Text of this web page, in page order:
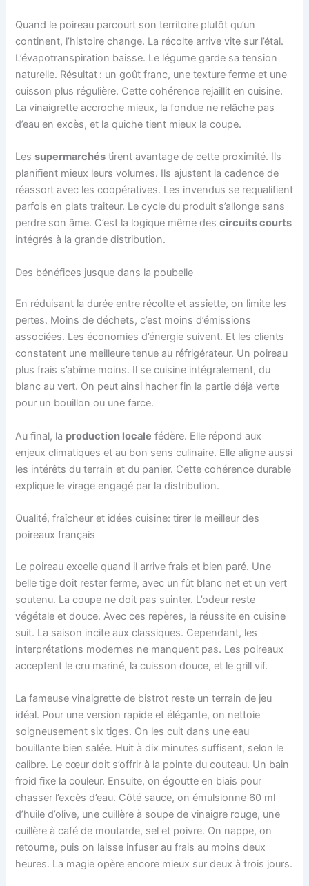
Quand le poireau parcourt son territoire plutôt qu’un
continent, l’histoire change. La récolte arrive vite sur l’étal.
L’évapotranspiration baisse. Le légume garde sa tension
naturelle. Résultat : un goût franc, une texture ferme et une
cuisson plus régulière. Cette cohérence rejaillit en cuisine.
La vinaigrette accroche mieux, la fondue ne relâche pas
d’eau en excès, et la quiche tient mieux la coupe.
Lessupermarchés tirent avantage de cette proximité. Ils
planifient mieux leurs volumes. Ils ajustent la cadence de
réassort avec les coopératives. Les invendus se requalifient
parfois en plats traiteur. Le cycle du produit s’allonge sans
perdre son âme. C’est la logique même descircuits courts
intégrés à la grande distribution.
Des bénéfices jusque dans la poubelle
En réduisant la durée entre récolte et assiette, on limite les
pertes. Moins de déchets, c’est moins d’émissions
associées. Les économies d’énergie suivent. Et les clients
constatent une meilleure tenue au réfrigérateur. Un poireau
plus frais s’abîme moins. Il se cuisine intégralement, du
blanc au vert. On peut ainsi hacher fin la partie déjà verte
pour un bouillon ou une farce.
Au final, la production locale fédère. Elle répond aux
enjeux climatiques et au bon sens culinaire. Elle aligne aussi
les intérêts du terrain et du panier. Cette cohérence durable
explique le virage engagé par la distribution.
Qualité, fraîcheur et idées cuisine: tirer le meilleur des
poireaux français
Le poireau excelle quand il arrive frais et bien paré. Une
belle tige doit rester ferme, avec un fût blanc net et un vert
soutenu. La coupe ne doit pas suinter. L’odeur reste
végétale et douce. Avec ces repères, la réussite en cuisine
suit. La saison incite aux classiques. Cependant, les
interprétations modernes ne manquent pas. Les poireaux
acceptent le cru mariné, la cuisson douce, et le grill vif.
La fameuse vinaigrette de bistrot reste un terrain de jeu
idéal. Pour une version rapide et élégante, on nettoie
soigneusement six tiges. On les cuit dans une eau
bouillante bien salée. Huit à dix minutes suffisent, selon le
calibre. Le cœur doit s’offrir à la pointe du couteau. Un bain
froid fixe la couleur. Ensuite, on égoutte en biais pour
chasser l’excès d’eau. Côté sauce, on émulsionne 60 ml
d’huile d’olive, une cuillère à soupe de vinaigre rouge, une
cuillère à café de moutarde, sel et poivre. On nappe, on
retourne, puis on laisse infuser au frais au moins deux
heures. La magie opère encore mieux sur deux à trois jours.